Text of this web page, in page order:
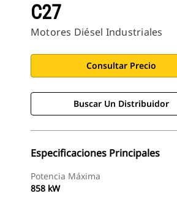
C27
Motores Diésel Industriales
Consultar Precio
Buscar Un Distribuidor
Especificaciones Principales
Potencia Máxima
858 kW